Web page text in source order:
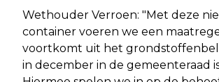
Wethouder Verroen: "Met deze
container voeren we een
voortkomt uit het
in december in de gemeenteraad